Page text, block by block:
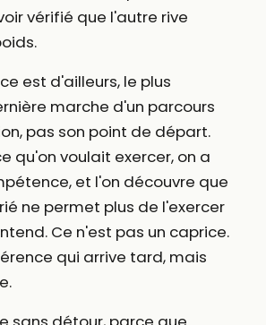
vérifié que l'autre rive
est d'ailleurs, le plus
marche d'un parcours
pas son point de départ.
qu'on voulait exercer, on a
et l'on découvre que
ne permet plus de l'exercer
Ce n'est pas un caprice.
qui arrive tard, mais